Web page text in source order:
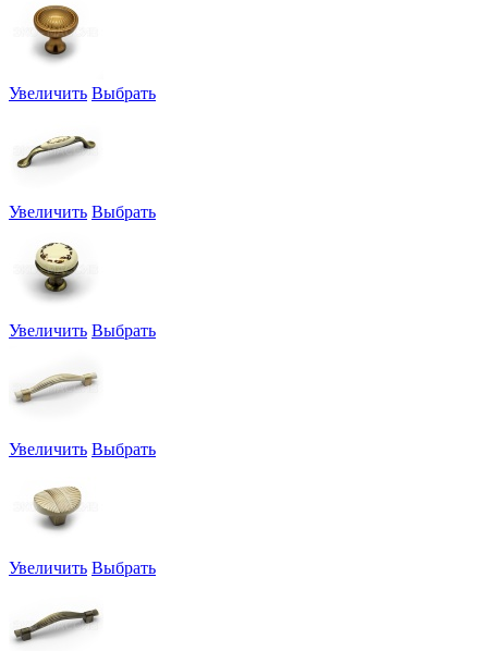
Увеличить Выбрать
Увеличить Выбрать
Увеличить Выбрать
Увеличить Выбрать
Увеличить Выбрать